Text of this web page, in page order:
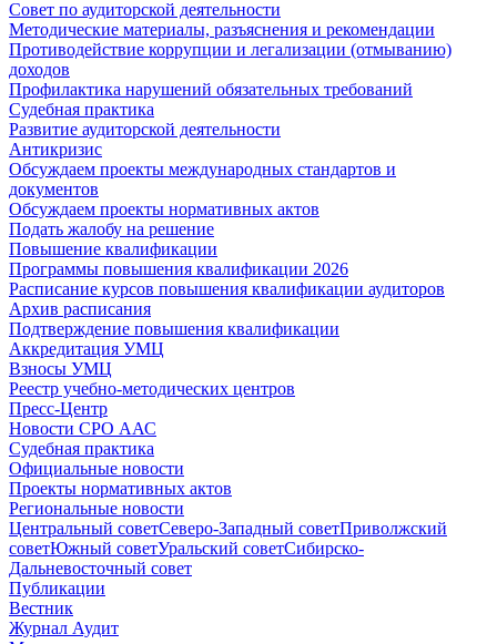
Совет по аудиторской деятельности
Методические материалы, разъяснения и рекомендации
Противодействие коррупции и легализации (отмыванию)
доходов
Профилактика нарушений обязательных требований
Судебная практика
Развитие аудиторской деятельности
Антикризис
Обсуждаем проекты международных стандартов и
документов
Обсуждаем проекты нормативных актов
Подать жалобу на решение
Повышение квалификации
Программы повышения квалификации 2026
Расписание курсов повышения квалификации аудиторов
Архив расписания
Подтверждение повышения квалификации
Аккредитация УМЦ
Взносы УМЦ
Реестр учебно-методических центров
Пресс-Центр
Новости СРО ААС
Судебная практика
Официальные новости
Проекты нормативных актов
Региональные новости
Центральный советСеверо-Западный советПриволжский
советЮжный советУральский советСибирско-
Дальневосточный совет
Публикации
Вестник
Журнал Аудит